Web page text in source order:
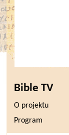
Bible TV
O projektu
Program